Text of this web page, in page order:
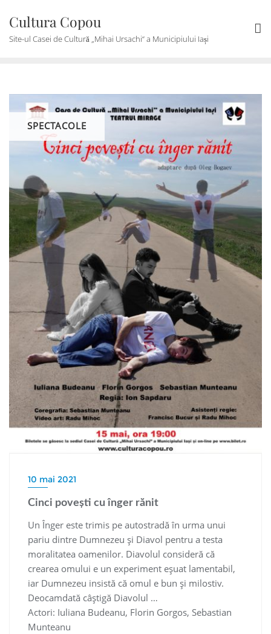
content
Cultura Copou
Site-ul Casei de Cultură „Mihai Ursachi“ a Municipiului Iași
SPECTACOLE
10 mai 2021
Cinci povești cu înger rănit
Un Înger este trimis pe autostradă în urma unui
pariu dintre Dumnezeu și Diavol pentru a testa
moralitatea oamenilor. Diavolul consideră că
crearea omului e un experiment eșuat lamentabil,
iar Dumnezeu insistă că omul e bun și milostiv.
Deocamdată câștigă Diavolul …
Actori: Iuliana Budeanu, Florin Gorgos, Sebastian
Munteanu